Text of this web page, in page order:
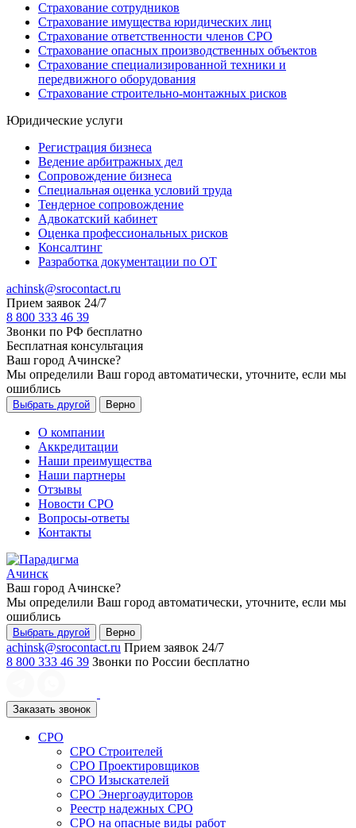
Страхование сотрудников
Страхование имущества юридических лиц
Страхование ответственности членов СРО
Страхование опасных производственных объектов
Страхование специализированной техники и
передвижного оборудования
Страхование строительно-монтажных рисков
Юридические услуги
Регистрация бизнеса
Ведение арбитражных дел
Сопровождение бизнеса
Специальная оценка условий труда
Тендерное сопровождение
Адвокатский кабинет
Оценка профессиональных рисков
Консалтинг
Разработка документации по ОТ
achinsk@srocontact.ru
Прием заявок 24/7
8 800 333 46 39
Звонки по РФ бесплатно
Бесплатная консультация
Ваш город Ачинске?
Мы определили Ваш город автоматически, уточните, если мы
ошиблись
Выбрать другой Верно
О компании
Аккредитации
Наши преимущества
Наши партнеры
Отзывы
Новости СРО
Вопросы-ответы
Контакты
Ачинск
Ваш город Ачинске?
Мы определили Ваш город автоматически, уточните, если мы
ошиблись
Выбрать другой Верно
achinsk@srocontact.ru Прием заявок 24/7
8 800 333 46 39 Звонки по России бесплатно
Заказать звонок
СРО
СРО Строителей
СРО Проектировщиков
СРО Изыскателей
СРО Энергоаудиторов
Реестр надежных СРО
СРО на опасные виды работ